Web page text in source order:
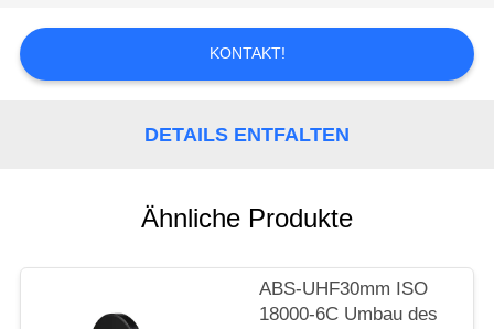
NACHRICHTEN
PRIVACY
KONTAKT!
DETAILS ENTFALTEN
Ähnliche Produkte
ABS-UHF30mm ISO
18000-6C Umbau des